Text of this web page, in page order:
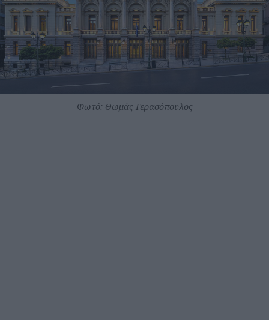
Φωτό: Θωμάς Γερασόπουλος